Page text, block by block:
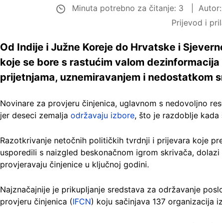
Minuta potrebno za čitanje: 3
Prijevod i
Od Indije i Južne Koreje do Hrvatske i
koje se bore s rastućim valom
prijetnjama, uznemiravanjem i nedostatkom
Novinare za provjeru činjenica, uglavnom s nedovoljno
jer deseci zemalja održavaju izbore, što je razdoblje kada
Razotkrivanje netočnih političkih tvrdnji i prijevara koje
usporedili s naizgled beskonačnom igrom skrivača,
provjeravaju činjenice u ključnoj godini.
Najznačajnije je prikupljanje sredstava za održavanje
provjeru činjenica (IFCN) koju sačinjava 137 organizacija